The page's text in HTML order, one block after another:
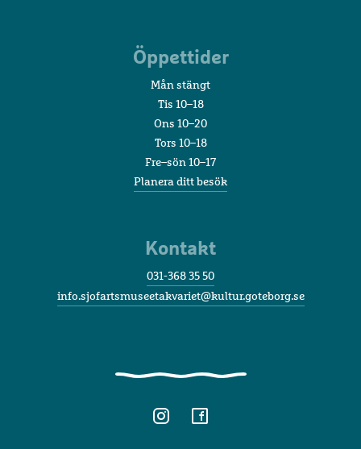
Öppettider
Mån stängt
Tis 10–18
Ons 10–20
Tors 10–18
Fre–sön 10–17
Planera ditt besök
Kontakt
031-368 35 50
info.sjofartsmuseetakvariet@kultur.goteborg.se